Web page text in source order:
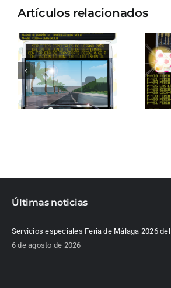
Artículos relacionados
Últimas noticias
Servicios especiales Feria de Málaga 2026
6 de agosto de 2026